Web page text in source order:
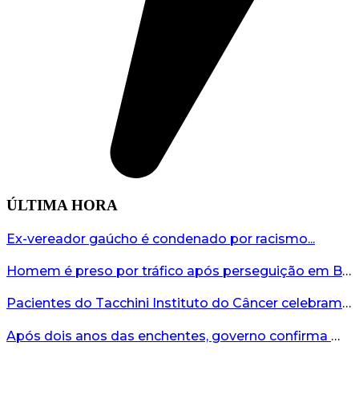
ÚLTIMA HORA
Ex-vereador gaúcho é condenado por racismo...
Homem é preso por tráfico após perseguição em Bento Gonçalves...
Pacientes do Tacchini Instituto do Câncer celebram Dia dos Pais com cuidado e relaxamento...
Após dois anos das enchentes, governo confirma mais de R$19 milhões para nova ponte no Vale do Taquari...